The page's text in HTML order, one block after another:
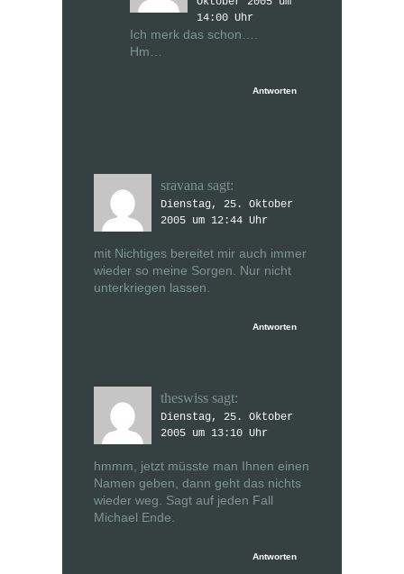
14:00 Uhr
Ich merk das schon….
Hm…
Antworten
sravana sagt:
Dienstag, 25. Oktober
2005 um 12:44 Uhr
mit Nichtiges bereitet mir auch immer
wieder so meine Sorgen. Nur nicht
unterkriegen lassen.
Antworten
theswiss sagt:
Dienstag, 25. Oktober
2005 um 13:10 Uhr
hmmm, jetzt müsste man Ihnen einen
Namen geben, dann geht das nichts
wieder weg. Sagt auf jeden Fall
Michael Ende.
Antworten